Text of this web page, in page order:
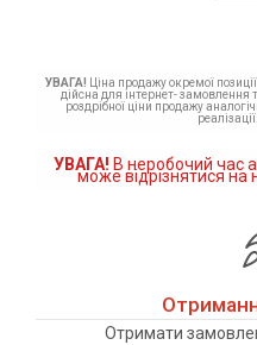
УВАГА! Ціна продажу окремої
дійсна для інтернет- замовлення
роздрібної ціни продажу
реалізації.
УВАГА! В неробочий час
може відрізнятися на
Отримати